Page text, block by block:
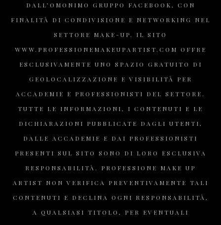
DALL’OMONIMO GRUPPO FACEBOOK, CON
FINALITÀ DI CONDIVISIONE E NETWORKING NEL
SETTORE MAKE-UP. IL SITO
WWW.PROFESSIONEMAKEUPARTIST.COM OFFRE
ESCLUSIVAMENTE UNO SPAZIO GRATUITO DI
GEOLOCALIZZAZIONE E VISIBILITÀ PER
ACCADEMIE E PROFESSIONISTI DEL SETTORE.
TUTTE LE INFORMAZIONI, I CONTENUTI E LE
DICHIARAZIONI PUBBLICATE DAGLI UTENTI,
DALLE ACCADEMIE E DAI PROFESSIONISTI
PRESENTI SUL SITO SONO DI LORO ESCLUSIVA
RESPONSABILITÀ. PROFESSIONE MAKE UP
ARTIST NON VERIFICA PREVENTIVAMENTE TALI
CONTENUTI E DECLINA OGNI RESPONSABILITÀ,
A QUALSIASI TITOLO, PER EVENTUALI